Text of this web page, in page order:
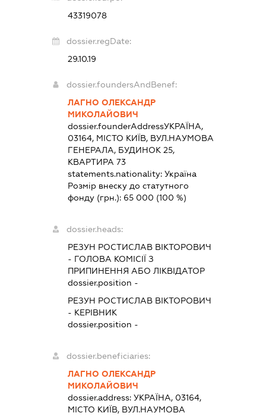
43319078
dossier.regDate:
29.10.19
dossier.foundersAndBenef:
ЛАГНО ОЛЕКСАНДР
МИКОЛАЙОВИЧ
dossier.founderAddressУКРАЇНА,
03164, МІСТО КИЇВ, ВУЛ.НАУМОВА
ГЕНЕРАЛА, БУДИНОК 25,
КВАРТИРА 73
statements.nationality:Україна
Розмір внеску до статутного
фонду (грн.): 65 000 (100 %)
dossier.heads:
РЕЗУН РОСТИСЛАВ ВІКТОРОВИЧ
- ГОЛОВА КОМІСІЇ З
ПРИПИНЕННЯ АБО ЛІКВІДАТОР
dossier.position -
РЕЗУН РОСТИСЛАВ ВІКТОРОВИЧ
- КЕРІВНИК
dossier.position -
dossier.beneficiaries:
ЛАГНО ОЛЕКСАНДР
МИКОЛАЙОВИЧ
dossier.address:УКРАЇНА, 03164,
МІСТО КИЇВ, ВУЛ.НАУМОВА